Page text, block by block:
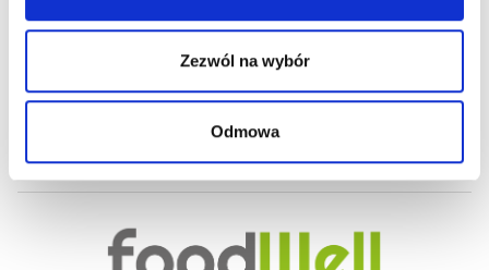
Zezwól na wybór
Odmowa
Masa netto (g):55.00